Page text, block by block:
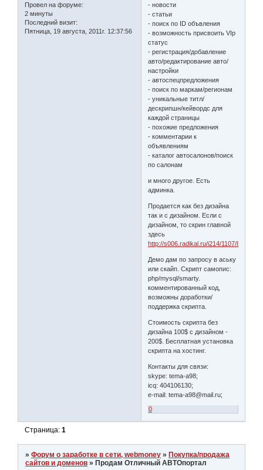
Провел на форуме:
2 минуты
Последний визит:
Пятница, 19 августа, 2011г. 12:37:56
- новости
- статьи
- поиск по ID объвления
- возможность присвоить VIp
статус
- регистрация/добавление
авто/редактирование авто/
настройки
- автоспецпредложения
- поиск по маркам/регионам
- уникальные титл/
дескрипшн/кейвордс для
каждой страницы
- похожие предложения
- комментарии к
объявлениям
- каталог автосалонов/поиск
по салонам
и много другое. Есть
админка.
Продается как без дизайна
так и с дизайном. Если с
дизайном, то скрин главной
здесь
http://s006.radikal.ru/i214/1107/89/
Демо дам по запросу в аську
или скайп. Скрипт самопис:
php/mysql/smarty.
комментированный код,
возможны доработки/
поддержка скрипта.
Стоимость скрипта без
дизайна 100$ с дизайном -
200$. Бесплатная установка
скрипта на хостинг.
Контакты для связи:
skype: tema-a98;
icq: 404106130;
e-mail: tema-a98@mail.ru;
0
Страница:1
»Форум о заработке в сети, webmoney »Покупка/продажа
сайтов и доменов »Продам Отличный АВТОпортал